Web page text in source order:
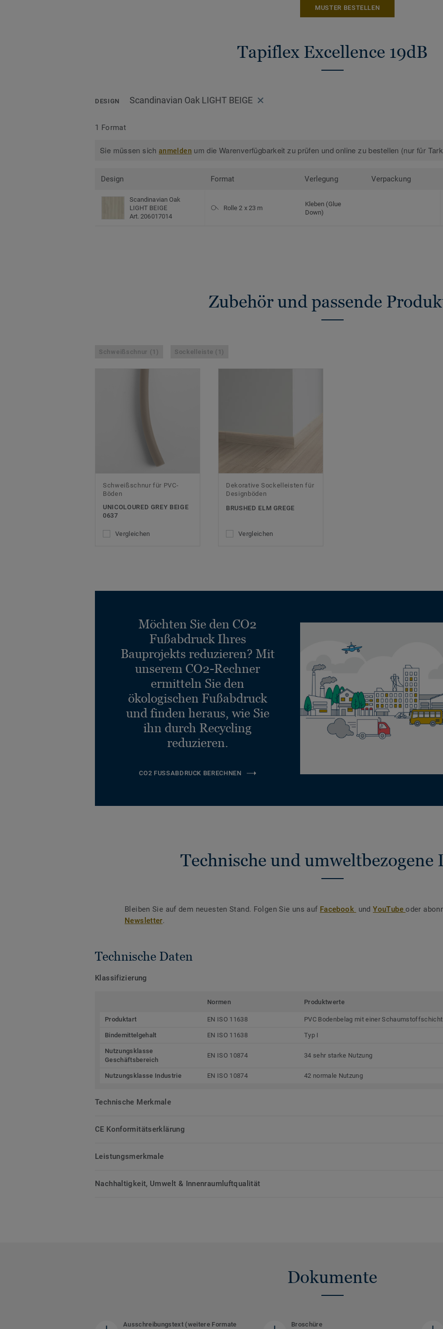
MUSTER BESTELLEN
Tapiflex Excellence 19dB
DESIGN Scandinavian Oak LIGHT BEIGE
1 Format
Sie müssen sichanmelden um die Warenverfügbarkeit zu prüfen und online zu bestellen (nur für
Design Format Verlegung Verpackung
Scandinavian Oak
LIGHT BEIGE
Art. 206017014
Rolle 2 x 23 m
Kleben (Glue
Down)
Zubehör und passende
Schweißschnur (1) Sockelleiste (1)
Schweißschnur für PVC-
Böden
UNICOLOURED GREY BEIGE
0637
Vergleichen
Dekorative Sockelleisten für
Designböden
BRUSHED ELM GREGE
Vergleichen
Möchten Sie den CO2
Fußabdruck Ihres
Bauprojekts reduzieren? Mit
unserem CO2-Rechner
ermitteln Sie den
ökologischen Fußabdruck
und finden heraus, wie Sie
ihn durch Recycling
reduzieren.
CO2 FUSSABDRUCK BERECHNEN
Technische und umweltbezogene
Bleiben Sie auf dem neuesten Stand. Folgen Sie uns auf Facebook undYouTubeoder
Newsletter.
Technische Daten
Klassifizierung
Normen Produktwerte
Produktart EN ISO 11638 PVC Bodenbelag mit einer Schaumstoffschicht
Bindemittelgehalt EN ISO 11638 Typ I
Nutzungsklasse
Geschäftsbereich
EN ISO 10874 34 sehr starke Nutzung
Nutzungsklasse Industrie EN ISO 10874 42 normale Nutzung
Technische Merkmale
CE Konformitätserklärung
Leistungsmerkmale
Nachhaltigkeit, Umwelt & Innenraumluftqualität
Dokumente
Ausschreibungstext (weitere Formate
Broschüre